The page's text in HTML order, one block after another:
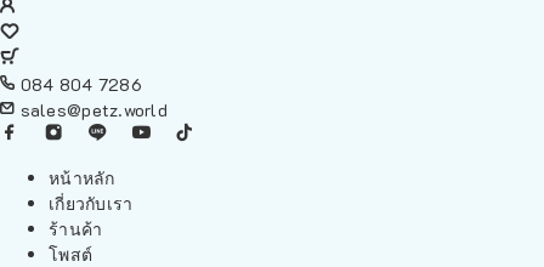
084 804 7286
sales@petz.world
หน้าหลัก
เกี่ยวกับเรา
ร้านค้า
โพสต์